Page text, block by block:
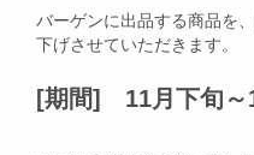
バーゲンに出品する商品を
下げさせていただきます。
[期間] 11月下旬～